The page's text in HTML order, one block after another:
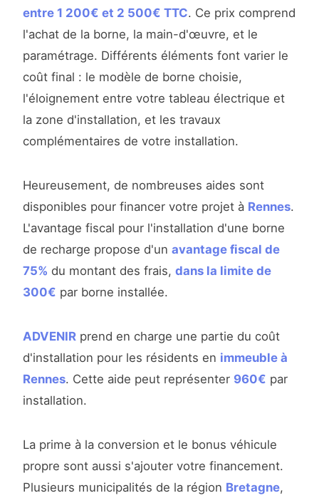
entre 1 200€ et 2 500€ TTC. Ce prix comprend
l'achat de la borne, la main-d'œuvre, et le
paramétrage. Différents éléments font varier le
coût final : le modèle de borne choisie,
l'éloignement entre votre tableau électrique et
la zone d'installation, et les travaux
complémentaires de votre installation.
Heureusement, de nombreuses aides sont
disponibles pour financer votre projet à Rennes.
L'avantage fiscal pour l'installation d'une borne
de recharge propose d'un avantage fiscal de
75% du montant des frais, dans la limite de
300€ par borne installée.
ADVENIR prend en charge une partie du coût
d'installation pour les résidents en immeuble à
Rennes. Cette aide peut représenter 960€ par
installation.
La prime à la conversion et le bonus véhicule
propre sont aussi s'ajouter votre financement.
Plusieurs municipalités de la région Bretagne,